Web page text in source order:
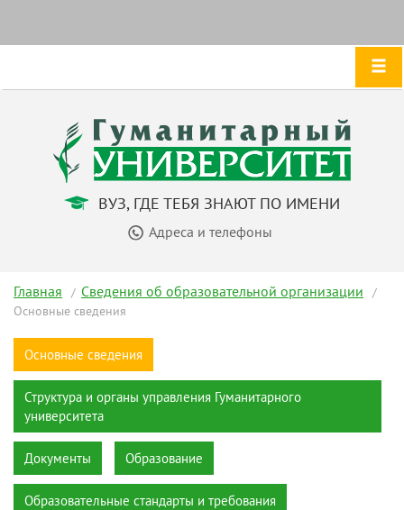
ВУЗ, ГДЕ ТЕБЯ ЗНАЮТ ПО ИМЕНИ
Адреса и телефоны
Главная Сведения об образовательной организации
Основные сведения
Основные сведения
Структура и органы управления Гуманитарного
университета
Документы Образование
Образовательные стандарты и требования